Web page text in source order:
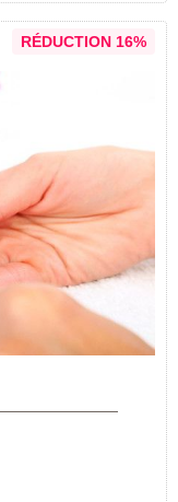
RÉDUCTION 16%